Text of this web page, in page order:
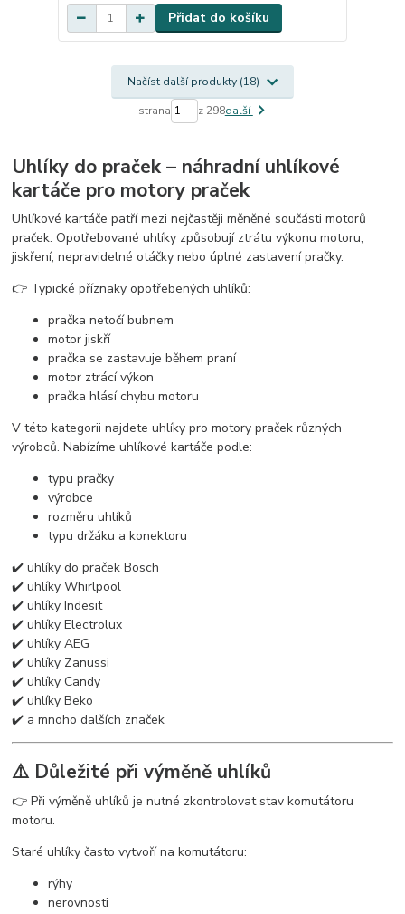
Přidat do košíku
Načíst další produkty (18)
strana z 298další
Uhlíky do praček – náhradní uhlíkové
kartáče pro motory praček
Uhlíkové kartáče patří mezi nejčastěji měněné součásti motorů
praček. Opotřebované uhlíky způsobují ztrátu výkonu motoru,
jiskření, nepravidelné otáčky nebo úplné zastavení pračky.
👉 Typické příznaky opotřebených uhlíků:
pračka netočí bubnem
motor jiskří
pračka se zastavuje během praní
motor ztrácí výkon
pračka hlásí chybu motoru
V této kategorii najdete uhlíky pro motory praček různých
výrobců. Nabízíme uhlíkové kartáče podle:
typu pračky
výrobce
rozměru uhlíků
typu držáku a konektoru
✔️ uhlíky do praček Bosch
✔️ uhlíky Whirlpool
✔️ uhlíky Indesit
✔️ uhlíky Electrolux
✔️ uhlíky AEG
✔️ uhlíky Zanussi
✔️ uhlíky Candy
✔️ uhlíky Beko
✔️ a mnoho dalších značek
⚠️ Důležité při výměně uhlíků
👉 Při výměně uhlíků je nutné zkontrolovat stav komutátoru
motoru.
Staré uhlíky často vytvoří na komutátoru:
rýhy
nerovnosti